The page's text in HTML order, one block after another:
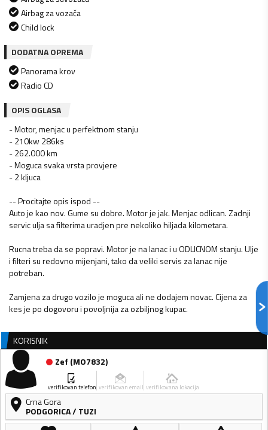
Airbag za vozača
Child lock
DODATNA OPREMA
Panorama krov
Radio CD
OPIS OGLASA
- Motor, menjac u perfektnom stanju
- 210kw 286ks
- 262.000 km
- Moguca svaka vrsta provjere
- 2 kljuca
-- Procitajte opis ispod --
Auto je kao nov. Gume su dobre. Motor je jak. Menjac odlican. Zadnji
servic ulja sa filterima uradjen pre nekoliko hiljada kilometara.
Rucna treba da se popravi. Motor je na lanac i u ODLICNOM stanju. Ulje
i filteri su redovno mijenjani, tako da veliki servis za lanac nije
potreban.
Zamjena za drugo vozilo je moguca ali ne dodajem novac. Cijena za
kes je po dogovoru i povoljnija za ozbiljnog kupac.
KORISNIK
Zef (MO7832)
verifikovan telefon verifikovan email verifikovana lokacija
Crna Gora
PODGORICA/ TUZI